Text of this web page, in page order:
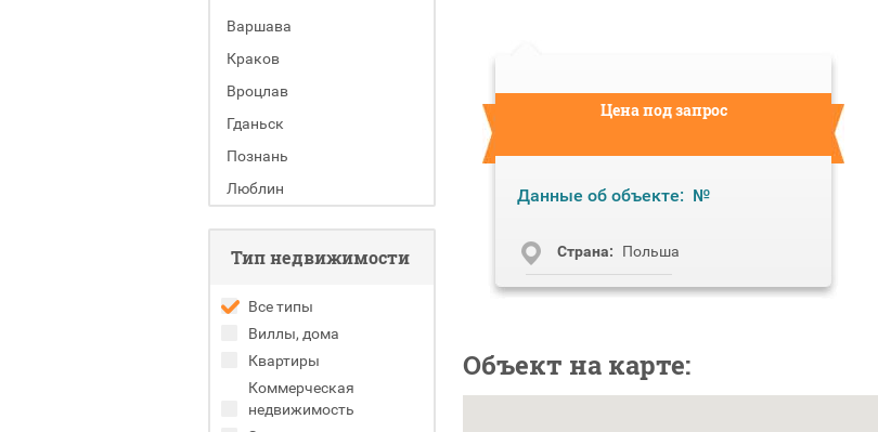
Варшава
Краков
Вроцлав
Гданьск
Познань
Люблин
Тип недвижимости
Все типы
Виллы, дома
Квартиры
Коммерческая
недвижимость
Цена под запрос
Данные об объекте: №
Cтрана: Польша
Объект на карте: